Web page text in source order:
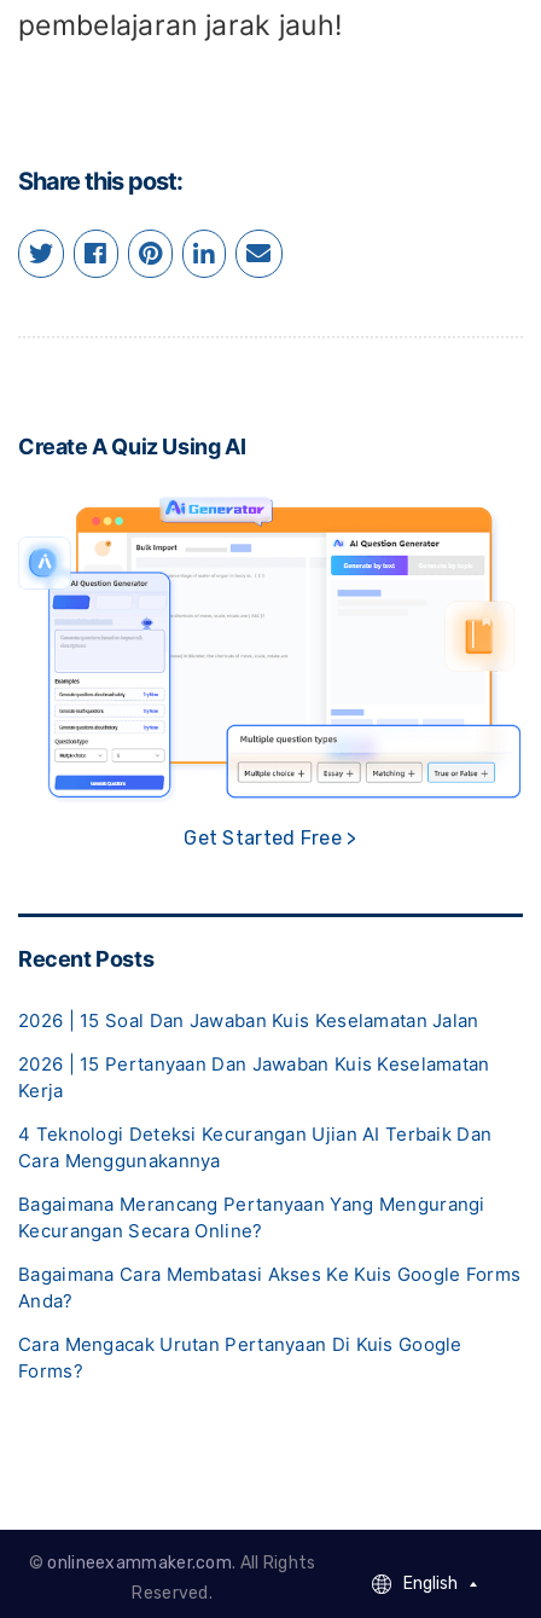
pembelajaran jarak jauh!
Share this post:
Create A Quiz Using AI
Get Started Free >
Recent Posts
2026 | 15 Soal Dan Jawaban Kuis Keselamatan Jalan
2026 | 15 Pertanyaan Dan Jawaban Kuis Keselamatan
Kerja
4 Teknologi Deteksi Kecurangan Ujian AI Terbaik Dan
Cara Menggunakannya
Bagaimana Merancang Pertanyaan Yang Mengurangi
Kecurangan Secara Online?
Bagaimana Cara Membatasi Akses Ke Kuis Google Forms
Anda?
Cara Mengacak Urutan Pertanyaan Di Kuis Google
Forms?
©onlineexammaker.com. All Rights
Reserved.
English
English